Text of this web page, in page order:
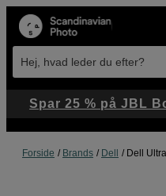
Hej, hvad leder du efter?
Forside Brands Dell Dell
Spar 25 % på JBL